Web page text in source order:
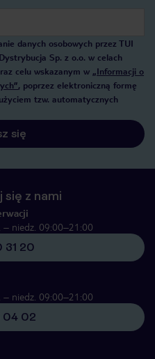
danych osobowych przez TUI
Sp. z o.o. w celach
celu wskazanym w „Informacji o
, poprzez elektroniczną formę
tzw. automatycznych
się
z nami
niedz. 09:00–21:00
31 20
niedz. 09:00–21:00
04 02